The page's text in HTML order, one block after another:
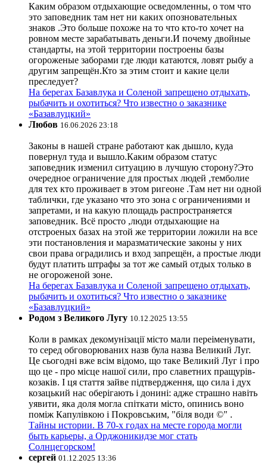
Каким образом отдыхающие осведомленны, о том что
это заповедник там нет ни каких опозновательных
знаков .Это больше похоже на то что кто-то хочет на
ровном месте зарабатывать деньги.И почему двойные
стандарты, на этой территории построены базы
огороженые заборами где люди катаются, ловят рыбу а
другим запрещён.Кто за этим стоит и какие цели
преследует?
На берегах Базавлука и Соленой запрещено отдыхать,
рыбачить и охотиться? Что известно о заказнике
«Базавлуцкий»
Любов 16.06.2026 23:18
Законы в нашей стране работают как дышло, куда
повернул туда и вышло.Каким образом статус
заповедник изменил ситуацию в лучшую сторону?Это
очередное ограничение для простых людей ,темболие
для тех кто проживает в этом ригеоне .Там нет ни одной
таблички, где указано что это зона с ограничениями и
запретами, и на какую площадь распространяется
заповедник. Всё просто ,люди отдыхающие на
отстроеных базах на этой же территории ложили на все
эти постановления и маразматические законы у них
свои права оградились и вход запрещён, а простые люди
будут платить штрафы за тот же самый отдых только в
не огороженой зоне.
На берегах Базавлука и Соленой запрещено отдыхать,
рыбачить и охотиться? Что известно о заказнике
«Базавлуцкий»
Родом з Великого Лугу 10.12.2025 13:55
Коли в рамках декомунізації місто мали переіменувати,
то серед обговорюваних назв була назва Великий Луг.
Це сьогодні вже всім відомо, що таке Великий Луг і про
що це - про місце нашої сили, про славетних пращурів-
козаків. І ця стаття зайве підтвердження, що сила і дух
козацький нас оберігають і донині: адже страшно навіть
уявити, яка доля могла спіткати місто, опинись воно
поміж Капулівкою і Покровським, "біля води ©" .
Тайны истории. В 70-х годах на месте города могли
быть карьеры, а Орджоникидзе мог стать
Солнцегорском!
сергей 01.12.2025 13:36